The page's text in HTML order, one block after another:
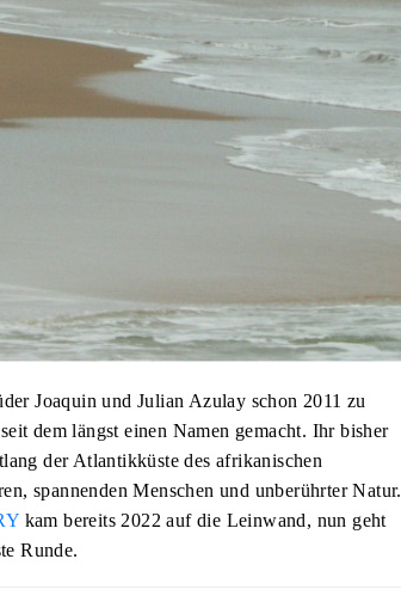
Joaquin und Julian Azulay schon 2011 zu
dem längst einen Namen gemacht. Ihr bisher
der Atlantikküste des afrikanischen
spannenden Menschen und unberührter Natur.
kam bereits 2022 auf die Leinwand, nun geht
Runde.